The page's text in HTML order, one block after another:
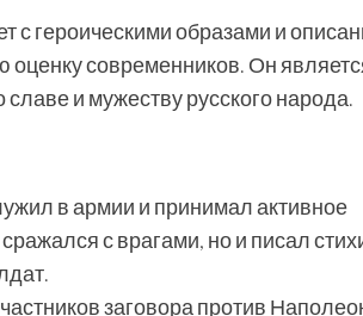
с героическими образами и
оценку современников. Он
и мужеству русского народа.
в армии и принимал активное
с врагами, но и писал
заговора против